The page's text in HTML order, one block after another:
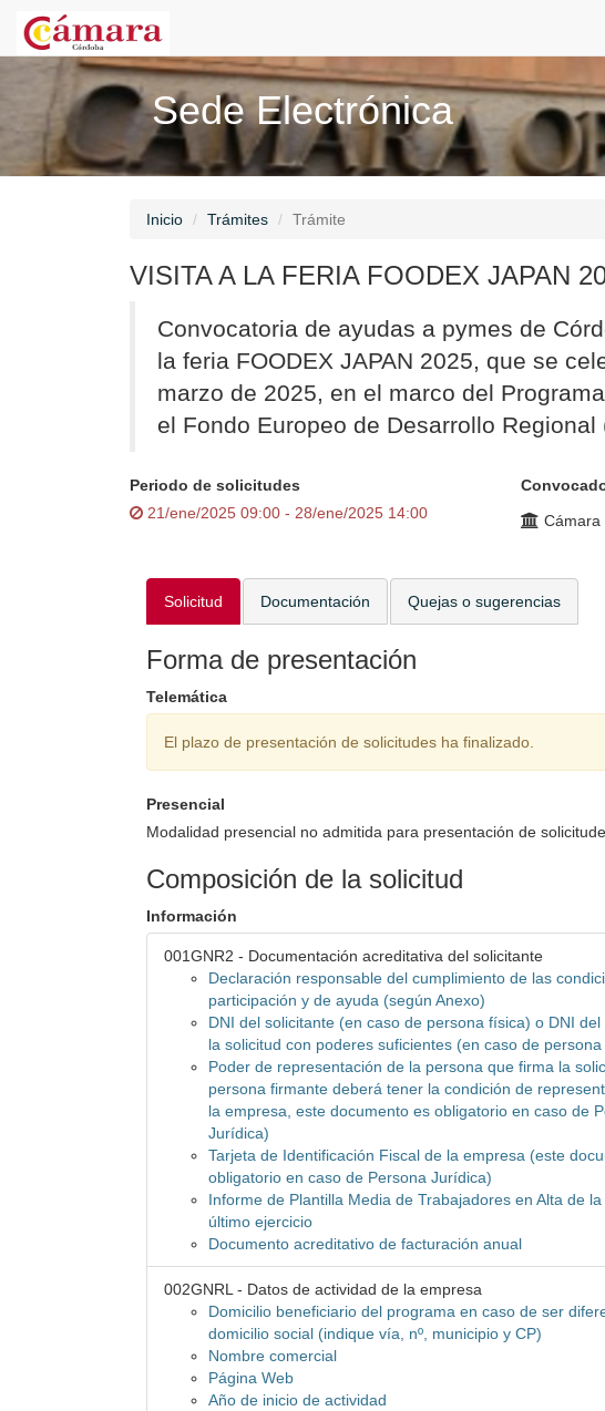
Sede Electrónica
Inicio Trámites Trámite
VISITA A LA FERIA FOODEX JAPAN
Convocatoria de ayudas a pymes de
la feria FOODEX JAPAN 2025, que se
marzo de 2025, en el marco del
el Fondo Europeo de Desarrollo Regional
Periodo de solicitudes
21/ene/2025 09:00 - 28/ene/2025 14:00
Cámara
Solicitud Documentación Quejas o sugerencias
Forma de presentación
Telemática
El plazo de presentación de solicitudes ha finalizado.
Presencial
Modalidad presencial no admitida para presentación de
Composición de la solicitud
Información
001GNR2 - Documentación acreditativa del solicitante
Declaración responsable del cumplimiento de las
participación y de ayuda (según Anexo)
DNI del solicitante (en caso de persona física) o DNI
la solicitud con poderes suficientes (en caso de
Poder de representación de la persona que firma la
persona firmante deberá tener la condición de
la empresa, este documento es obligatorio en caso de
Jurídica)
Tarjeta de Identificación Fiscal de la empresa (este
obligatorio en caso de Persona Jurídica)
Informe de Plantilla Media de Trabajadores en Alta de
último ejercicio
Documento acreditativo de facturación anual
002GNRL - Datos de actividad de la empresa
Domicilio beneficiario del programa en caso de ser
domicilio social (indique vía, nº, municipio y CP)
Nombre comercial
Página Web
Año de inicio de actividad